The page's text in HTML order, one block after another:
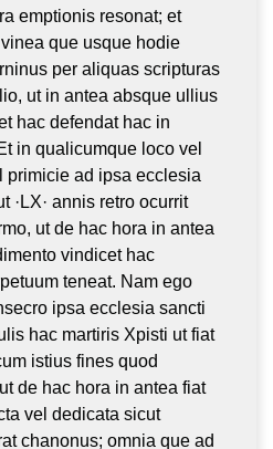
emptionis resonat; et
que usque hodie
per aliquas scripturas
ut in antea absque ullius
hac defendat hac in
in qualicumque loco vel
primicie ad ipsa ecclesia
·LX· annis retro ocurrit
ut de hac hora in antea
vindicet hac
teneat. Nam ego
ipsa ecclesia sancti
hac martiris Xpisti ut fiat
istius fines quod
de hac hora in antea fiat
vel dedicata sicut
chanonus; omnia que ad